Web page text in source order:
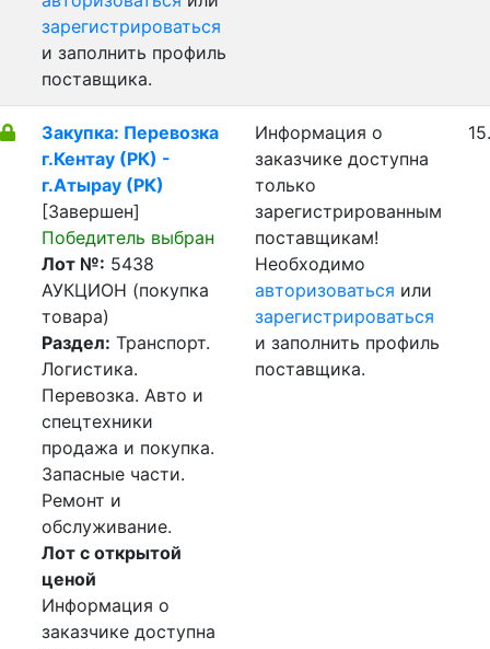
зарегистрироваться
и заполнить профиль
поставщика.
Закупка: Перевозка
г.Кентау (РК) -
г.Атырау (РК)
[Завершен]
Победитель выбран
Лот №: 5438
АУКЦИОН (покупка
товара)
Раздел: Транспорт.
Логистика.
Перевозка. Авто и
спецтехники
продажа и покупка.
Запасные части.
Ремонт и
обслуживание.
Лот с открытой
ценой
Информация о
заказчике доступна
Информация о
заказчике доступна
только
зарегистрированным
поставщикам!
Необходимо
авторизоваться или
зарегистрироваться
и заполнить профиль
поставщика.